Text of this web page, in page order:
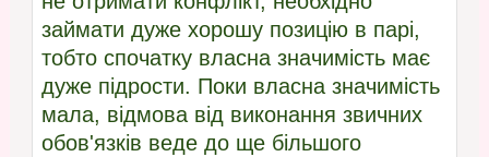
займати дуже хорошу позицію в парі,
тобто спочатку власна значимість має
дуже підрости. Поки власна значимість
мала, відмова від виконання звичних
обов'язків веде до ще більшого